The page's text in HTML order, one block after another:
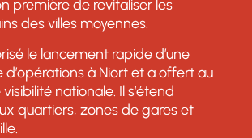
première de revitaliser les
des villes moyennes.
le lancement rapide d’une
à Niort et a offert au
nationale. Il s’étend
quartiers, zones de gares et